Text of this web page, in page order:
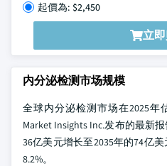
起價為: $2,450
立
内分泌检测市场规模
全球内分泌检测市场在2025年
Market Insights Inc.发布的最新
36亿美元增长至2035年的74亿
8.2%。